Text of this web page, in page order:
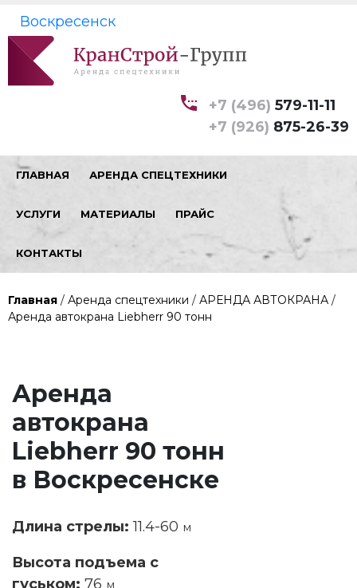
+7 (496) 579-11-11
+7 (926) 875-26-39
Воскресенск
ГЛАВНАЯ АРЕНДА СПЕЦТЕХНИКИ
УСЛУГИ МАТЕРИАЛЫ ПРАЙС
КОНТАКТЫ
Главная / Аренда спецтехники / АРЕНДА АВТОКРАНА /
Аренда автокрана Liebherr 90 тонн
Аренда
автокрана
Liebherr 90 тонн
в Воскресенске
Длина стрелы: 11.4-60 м
Высота подъема с
гуськом: 76 м